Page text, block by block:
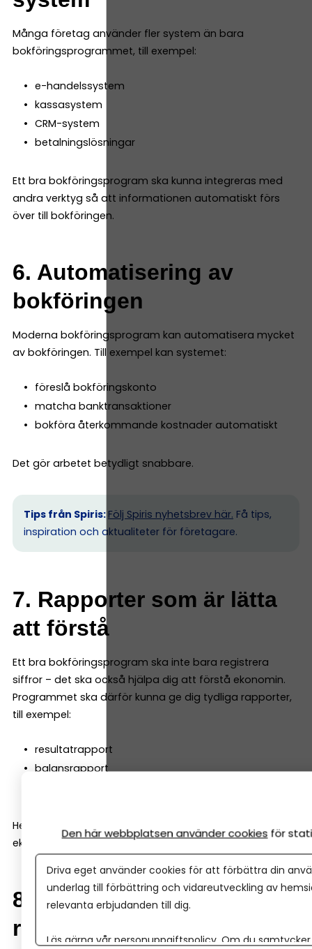
Många företag använder fler system än bara
bokföringsprogrammet, till exempel:
e-handelssystem
kassasystem
CRM-system
betalningslösningar
Ett bra bokföringsprogram ska kunna integreras med
andra verktyg så att informationen automatiskt förs
över till bokföringen.
6. Automatisering av
bokföringen
Moderna bokföringsprogram kan automatisera mycket
av bokföringen. Till exempel kan systemet:
föreslå bokföringskonto
matcha banktransaktioner
bokföra återkommande kostnader automatiskt
Det gör arbetet betydligt snabbare.
Tips från Spiris: Följ Spiris nyhetsbrev här. Få tips,
inspiration och aktualiteter för företagare.
7. Rapporter som är lätta
att förstå
Ett bra bokföringsprogram ska inte bara registrera
siffror – det ska också hjälpa dig att förstå ekonomin.
Programmet ska därför kunna ge dig tydliga rapporter,
till exempel:
resultatrapport
balansrapport
Helst ska de vara enkla att läsa även för den som inte är
ekonom.
8. Samarbete med
redovisningskonsult
Den här webbplatsen använder cookies för
Driva eget använder cookies för att förbättra din
underlag till förbättring och vidareutveckling av
relevanta erbjudanden till dig.
Läs gärna vår personuppgiftspolicy. Om du